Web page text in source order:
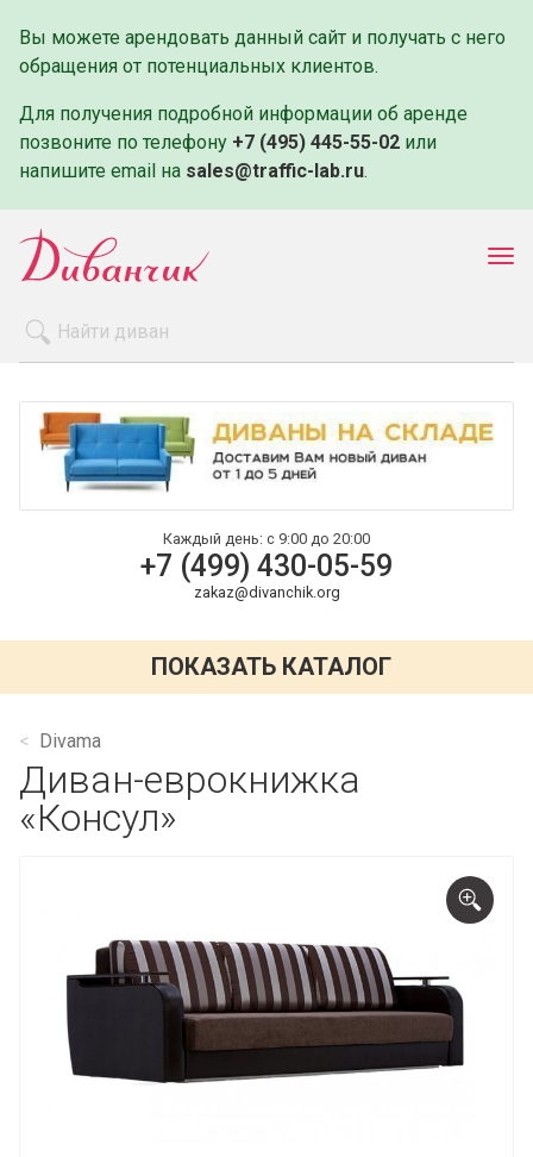
Вы можете арендовать данный сайт и получать с него
обращения от потенциальных клиентов.
Для получения подробной информации об аренде
позвоните по телефону +7 (495) 445-55-02 или
напишите email на sales@traffic-lab.ru.
Оплата и доставка
Контакты
Каждый день: с 9:00 до 20:00
+7 (499) 430-05-59
zakaz@divanchik.org
ПОКАЗАТЬ КАТАЛОГ
Divama
Диван-еврокнижка
«Консул»